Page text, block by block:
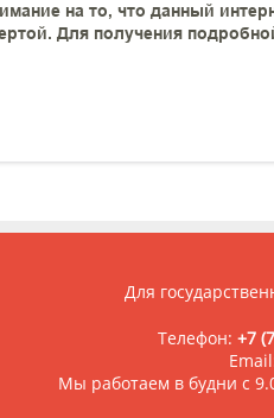
на то, что данный
Для получения
Для
Телефон: +7
Мы работаем в будни с